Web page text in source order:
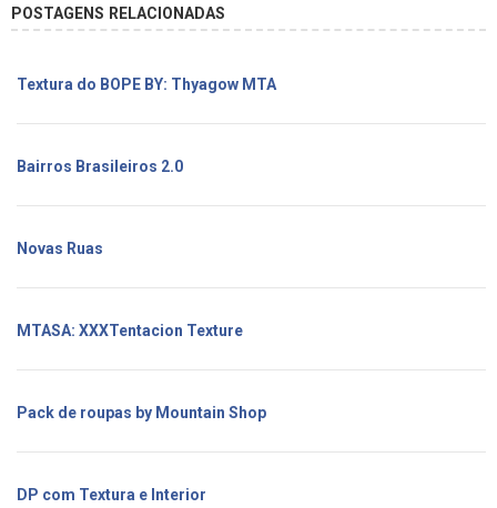
POSTAGENS RELACIONADAS
Textura do BOPE BY: Thyagow MTA
Bairros Brasileiros 2.0
Novas Ruas
MTASA: XXXTentacion Texture
Pack de roupas by Mountain Shop
DP com Textura e Interior